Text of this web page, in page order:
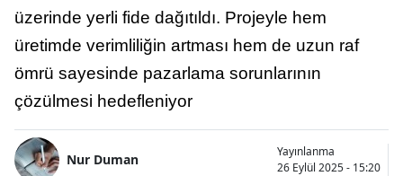
üzerinde yerli fide dağıtıldı. Projeyle hem
üretimde verimliliğin artması hem de uzun raf
ömrü sayesinde pazarlama sorunlarının
çözülmesi hedefleniyor
Nur Duman
Yayınlanma
26 Eylül 2025 - 15:20